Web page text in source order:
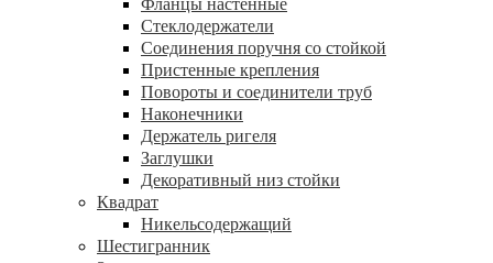
Стеклодержатели
Соединения поручня со стойкой
Пристенные крепления
Повороты и соединители труб
Наконечники
Держатель ригеля
Заглушки
Декоративный низ стойки
Квадрат
Никельсодержащий
Шестигранник